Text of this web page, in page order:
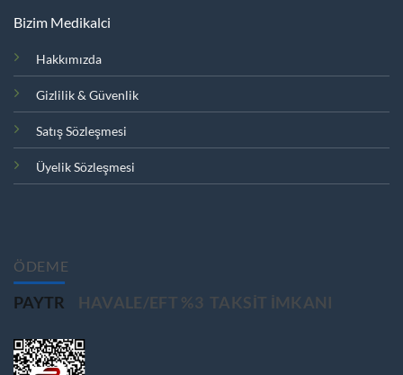
Bizim Medikalci
Hakkımızda
Gizlilik & Güvenlik
Satış Sözleşmesi
Üyelik Sözleşmesi
ÖDEME
PAYTR HAVALE/EFT %3 TAKSIT IMKANI